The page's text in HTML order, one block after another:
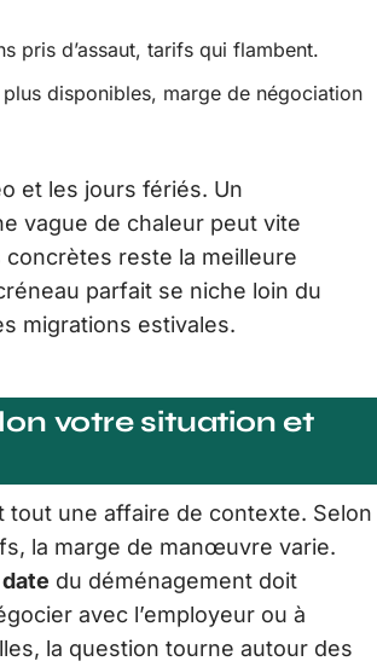
pris d’assaut, tarifs qui flambent.
disponibles, marge de négociation
et les jours fériés. Un
vague de chaleur peut vite
reste la meilleure
parfait se niche loin du
migrations estivales.
votre situation et
tout une affaire de contexte. Selon
la marge de manœuvre varie.
date du déménagement doit
avec l’employeur ou à
la question tourne autour des